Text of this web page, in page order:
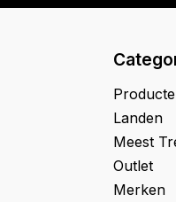
Landen
Meest
Outlet
Merken